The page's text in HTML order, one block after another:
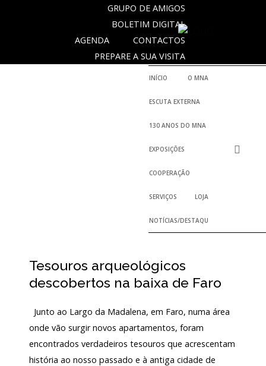
O
Acordos
e
colaboração
Público
e
voluntariado
GRUPO DE AMIGOS
BOLETIM DIGITAL
CONTACTOS
AGENDA
PREPARE A SUA VISITA
INÍCIO O MNA
ESCUTA EXTERNA
130 ANOS DO MNA
EXPOSIÇÕES
COOPERAÇÃO
SERVIÇOS LOJA
NOTÍCIAS/DESTAQUES
Tesouros arqueológicos
descobertos na baixa de Faro
Junto ao Largo da Madalena, em Faro, numa área
onde vão surgir novos apartamentos, foram
encontrados verdadeiros tesouros que acrescentam
história ao nosso passado e à antiga cidade de